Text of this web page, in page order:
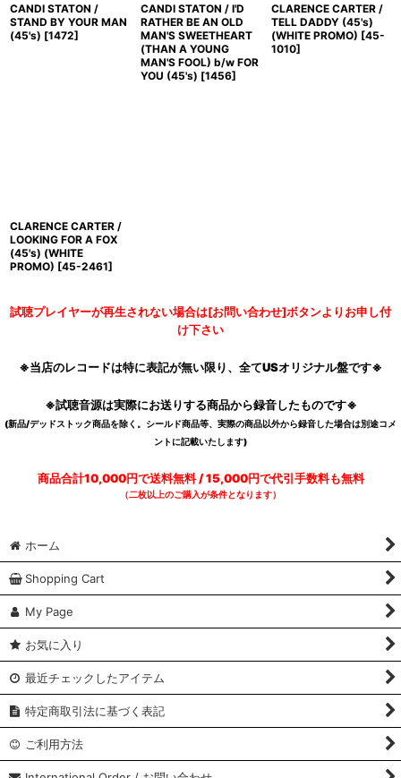
CANDI STATON /
STAND BY YOUR MAN
(45's) [1472]
CANDI STATON / I'D
RATHER BE AN OLD
MAN'S SWEETHEART
(THAN A YOUNG
MAN'S FOOL) b/w FOR
YOU (45's) [1456]
CLARENCE CARTER /
TELL DADDY (45's)
(WHITE PROMO) [45-
1010]
CLARENCE CARTER /
LOOKING FOR A FOX
(45's) (WHITE
PROMO) [45-2461]
試聴プレイヤーが再生されない場合は[お問い合わせ]ボタンよりお申し付
け下さい
※当店のレコードは特に表記が無い限り、全てUSオリジナル盤です※
※試聴音源は実際にお送りする商品から録音したものです※
(新品/デッドストック商品を除く。シールド商品等、実際の商品以外から録音した場合は別途コメ
ントに記載いたします)
商品合計10,000円で送料無料 / 15,000円で代引手数料も無料
（二枚以上のご購入が条件となります）
ホーム
Shopping Cart
My Page
お気に入り
最近チェックしたアイテム
特定商取引法に基づく表記
ご利用方法